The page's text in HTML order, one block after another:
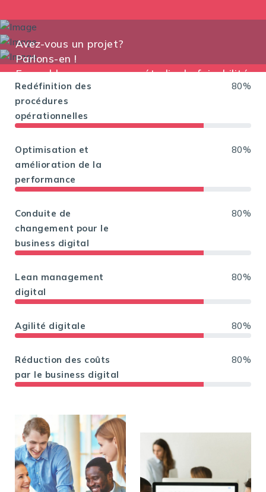
Avez-vous un projet?
Parlons-en !
Ensemble, nous pouvons étudier la faisabilité
Redéfinition des
procédures
opérationnelles
80%
Optimisation et
amélioration de la
performance
80%
Conduite de
changement pour le
business digital
80%
Lean management
digital
80%
Agilité digitale 80%
Réduction des coûts
par le business digital
80%